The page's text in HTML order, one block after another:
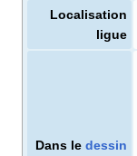
Localisation
ligue
Dans le dessin